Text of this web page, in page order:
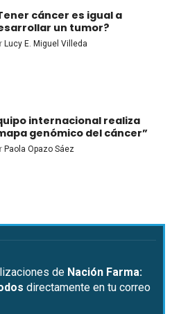
cáncer es igual a
un tumor?
Lucy E. Miguel Villeda
internacional realiza
genómico del cáncer”
Paola Opazo Sáez
de Nación Farma:
directamente en tu correo